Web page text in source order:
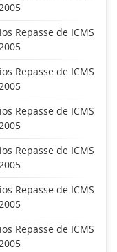
Repasse de ICMS
Repasse de ICMS
Repasse de ICMS
Repasse de ICMS
Repasse de ICMS
Repasse de ICMS